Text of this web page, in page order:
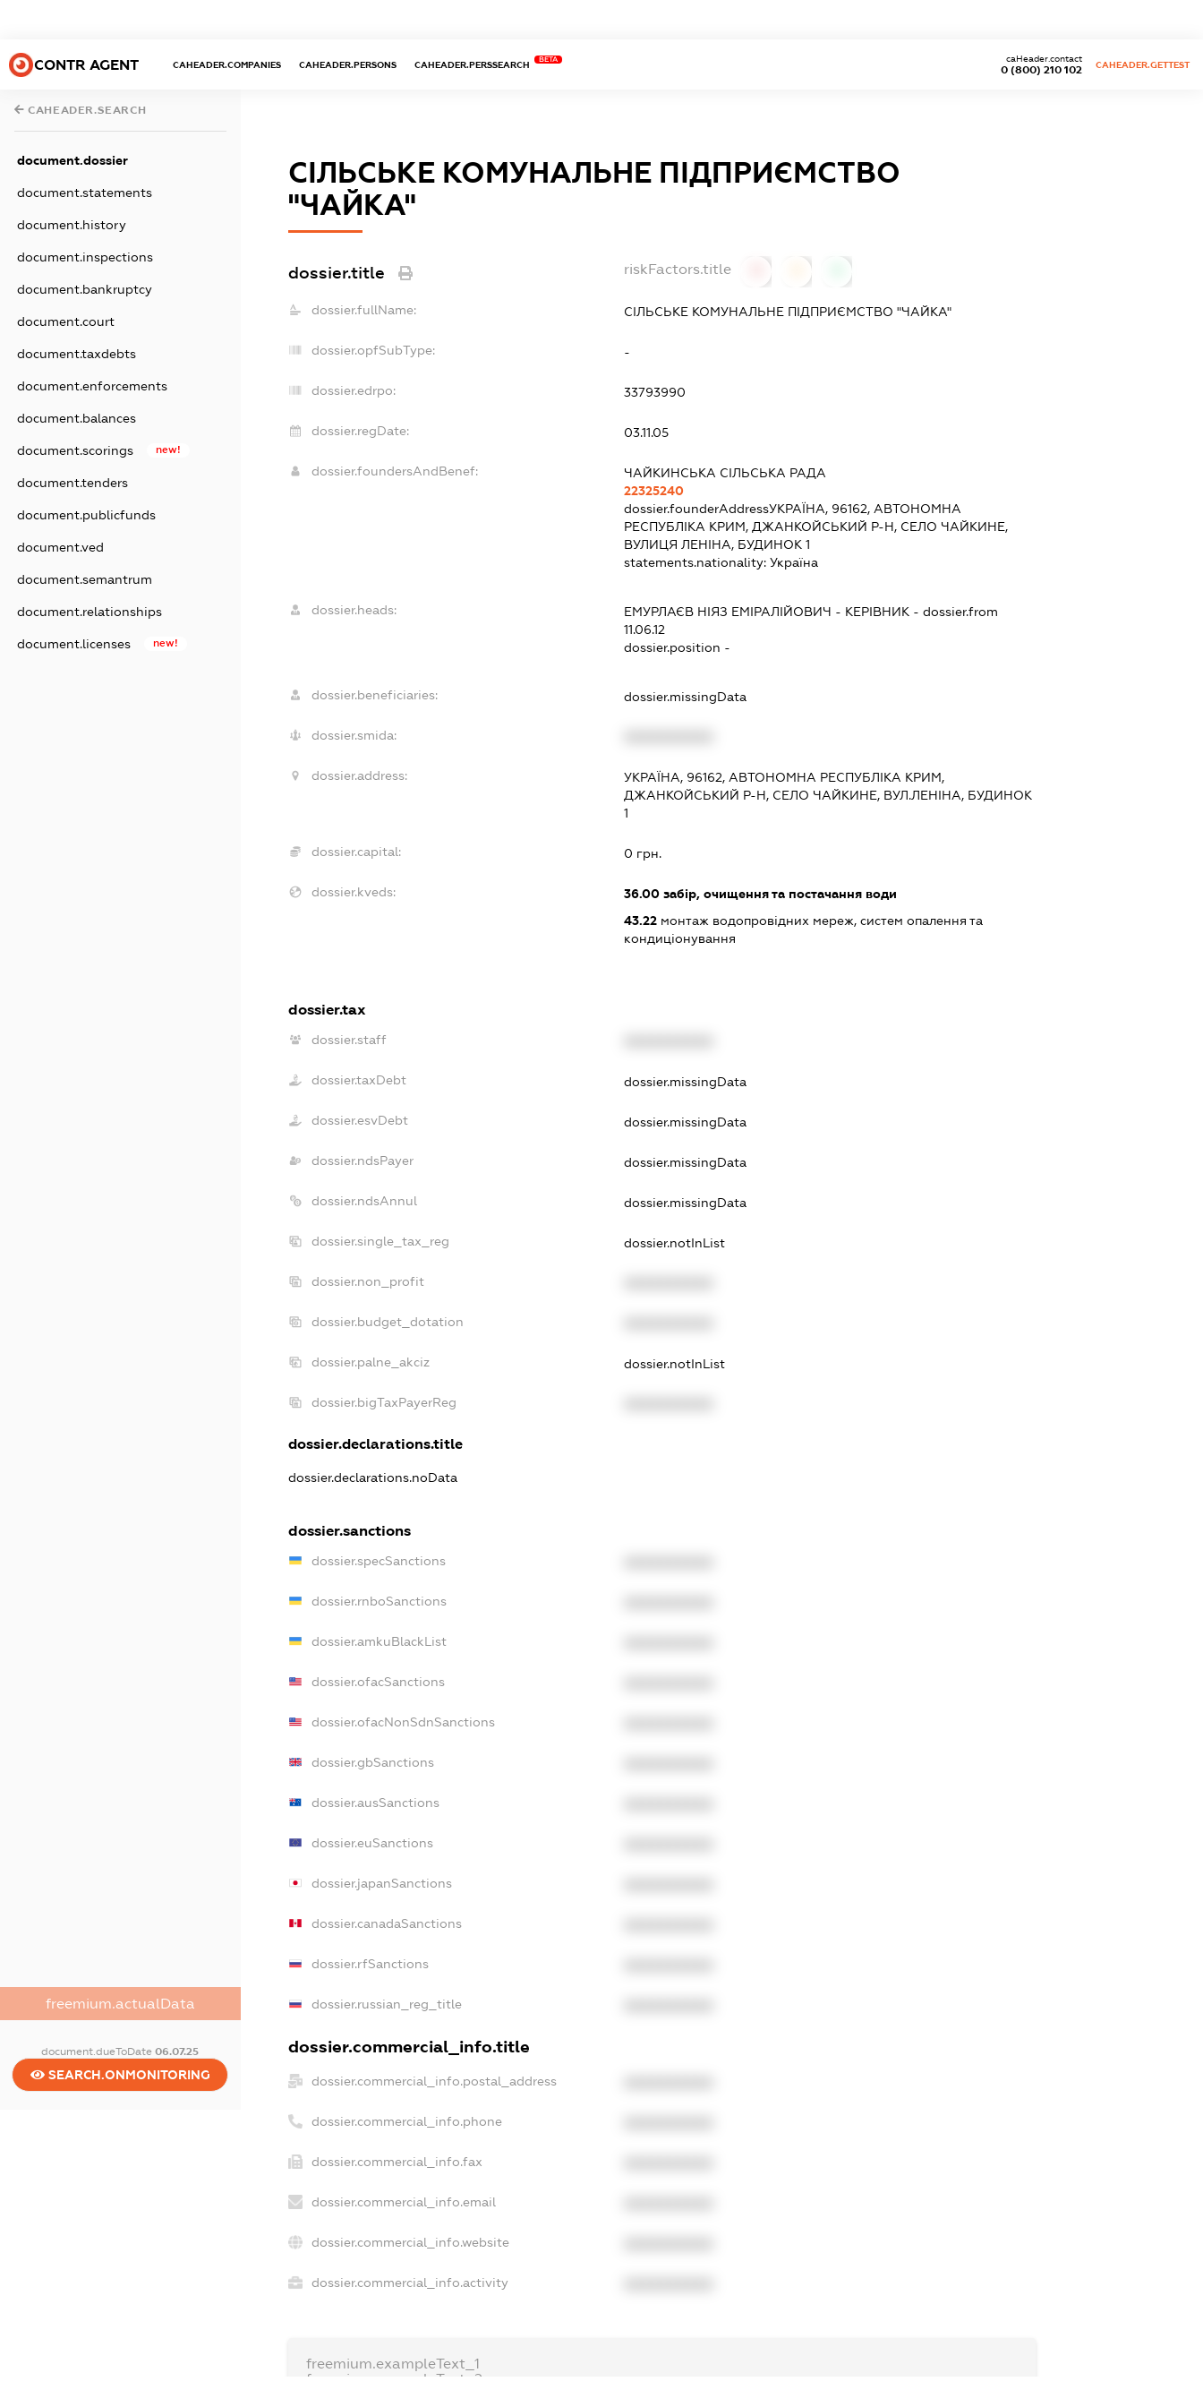
CONTR AGENT CAHEADER.COMPANIES CAHEADER.PERSONS CAHEADER.PERSSEARCH
BETA
0 (800) 210 102
caHeader.contact
CAHEADER.GETTEST
CAHEADER.SEARCH
document.dossier
document.statements
document.history
document.inspections
document.bankruptcy
document.court
document.taxdebts
document.enforcements
document.balances
document.scorings new!
document.tenders
document.publicfunds
document.ved
document.semantrum
document.relationships
document.licenses new!
freemium.actualData
document.dueToDate06.07.25
SEARCH.ONMONITORING
СІЛЬСЬКЕ КОМУНАЛЬНЕ ПІДПРИЄМСТВО
"ЧАЙКА"
dossier.title riskFactors.title
dossier.fullName: СІЛЬСЬКЕ КОМУНАЛЬНЕ ПІДПРИЄМСТВО "ЧАЙКА"
dossier.opfSubType: -
dossier.edrpo: 33793990
dossier.regDate: 03.11.05
dossier.foundersAndBenef:
ЧАЙКИНСЬКА СІЛЬСЬКА РАДА
22325240
dossier.founderAddressУКРАЇНА, 96162, АВТОНОМНА
РЕСПУБЛІКА КРИМ, ДЖАНКОЙСЬКИЙ Р-Н, СЕЛО ЧАЙКИНЕ,
ВУЛИЦЯ ЛЕНІНА, БУДИНОК 1
statements.nationality:Україна
dossier.heads: ЕМУРЛАЄВ НІЯЗ ЕМІРАЛІЙОВИЧ - КЕРІВНИК - dossier.from
11.06.12
dossier.position -
dossier.beneficiaries: dossier.missingData
dossier.smida:
dossier.address:
УКРАЇНА, 96162, АВТОНОМНА РЕСПУБЛІКА КРИМ,
ДЖАНКОЙСЬКИЙ Р-Н, СЕЛО ЧАЙКИНЕ, ВУЛ.ЛЕНІНА, БУДИНОК
1
dossier.capital: 0 грн.
dossier.kveds: 36.00 забір, очищення та постачання води
43.22 монтаж водопровідних мереж, систем опалення та
кондиціонування
dossier.tax
dossier.staff
dossier.taxDebt dossier.missingData
dossier.esvDebt dossier.missingData
dossier.ndsPayer dossier.missingData
dossier.ndsAnnul dossier.missingData
dossier.single_tax_reg dossier.notInList
dossier.non_profit
dossier.budget_dotation
dossier.palne_akciz dossier.notInList
dossier.bigTaxPayerReg
dossier.declarations.title
dossier.declarations.noData
dossier.sanctions
dossier.specSanctions
dossier.rnboSanctions
dossier.amkuBlackList
dossier.ofacSanctions
dossier.ofacNonSdnSanctions
dossier.gbSanctions
dossier.ausSanctions
dossier.euSanctions
dossier.japanSanctions
dossier.canadaSanctions
dossier.rfSanctions
dossier.russian_reg_title
dossier.commercial_info.title
dossier.commercial_info.postal_address
dossier.commercial_info.phone
dossier.commercial_info.fax
dossier.commercial_info.email
dossier.commercial_info.website
dossier.commercial_info.activity
freemium.exampleText_1
freemium.exampleText_2